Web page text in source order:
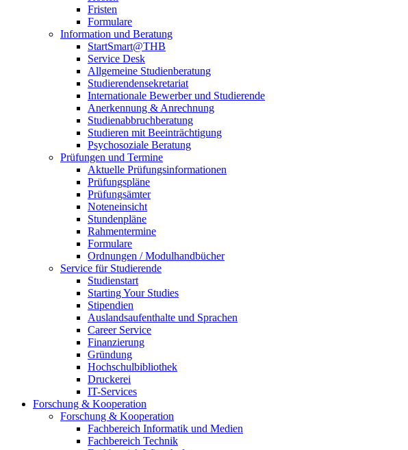
Fristen
Formulare
Information und Beratung
StartSmart@THB
Service Desk
Allgemeine Studienberatung
Studierendensekretariat
Internationale Bewerber und Studierende
Anerkennung & Anrechnung
Studienabbruchberatung
Studieren mit Beeinträchtigung
Psychosoziale Beratung
Prüfungen und Termine
Aktuelle Prüfungsinformationen
Prüfungspläne
Prüfungsämter
Noteneinsicht
Stundenpläne
Rahmentermine
Formulare
Ordnungen / Modulhandbücher
Service für Studierende
Studienstart
Starting Your Studies
Stipendien
Auslandsaufenthalte und Sprachen
Career Service
Finanzierung
Gründung
Hochschulbibliothek
Druckerei
IT-Services
Forschung & Kooperation
Forschung & Kooperation
Fachbereich Informatik und Medien
Fachbereich Technik